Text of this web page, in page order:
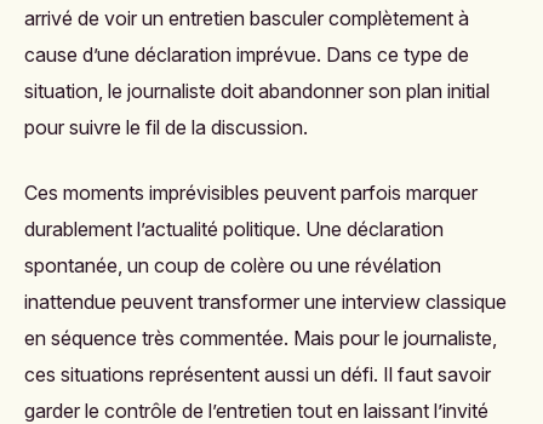
arrivé de voir un entretien basculer complètement à
cause d’une déclaration imprévue. Dans ce type de
situation, le journaliste doit abandonner son plan initial
pour suivre le fil de la discussion.
Ces moments imprévisibles peuvent parfois marquer
durablement l’actualité politique. Une déclaration
spontanée, un coup de colère ou une révélation
inattendue peuvent transformer une interview classique
en séquence très commentée. Mais pour le journaliste,
ces situations représentent aussi un défi. Il faut savoir
garder le contrôle de l’entretien tout en laissant l’invité